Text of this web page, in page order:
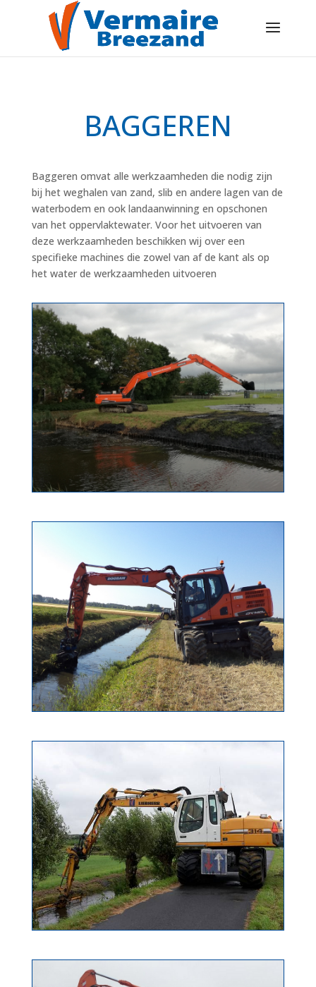
BAGGEREN
Baggeren omvat alle werkzaamheden die nodig zijn
bij het weghalen van zand, slib en andere lagen van de
waterbodem en ook landaanwinning en opschonen
van het oppervlaktewater. Voor het uitvoeren van
deze werkzaamheden beschikken wij over een
specifieke machines die zowel van af de kant als op
het water de werkzaamheden uitvoeren